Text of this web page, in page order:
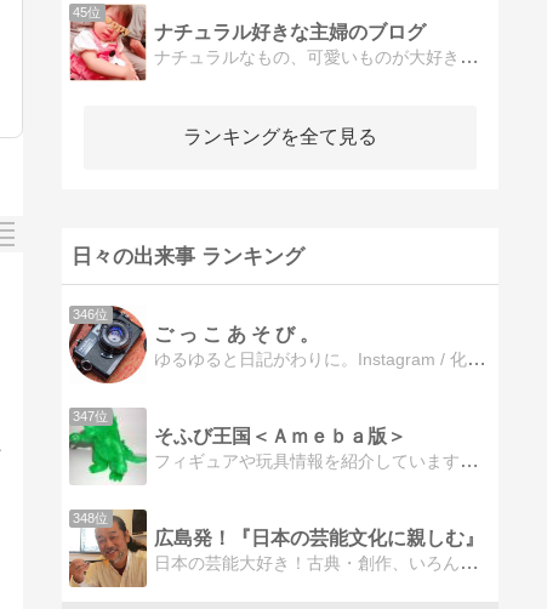
45位
ナチュラル好きな主婦のブログ
ナチュラルなもの、可愛いものが大好きな、主婦のブログです。
ランキングを全て見る
日々の出来事 ランキング
346位
ご っ こ あ そ び 。
ゆるゆると日記がわりに。Instagram / 化粧品 / わんこ / 旅行 / etc...
347位
そふび王国＜Ａｍｅｂａ版＞
フィギュアや玩具情報を紹介しています。コレクション、映画、イベントが主なテーマです。
348位
広島発！『日本の芸能文化に親しむ』
日本の芸能大好き！古典・創作、いろんな活動をしています。